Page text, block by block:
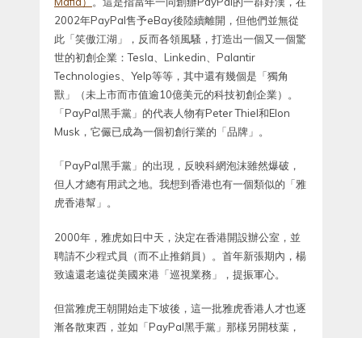
2002年PayPal售予eBay後陸續離開，但他們並無從
此「笑傲江湖」，反而各領風騷，打造出一個又一個驚
世的初創企業：Tesla、Linkedin、Palantir
Technologies、Yelp等等，其中還有幾個是「獨角
獸」（未上市而市值逾10億美元的科技初創企業）。
「PayPal黑手黨」的代表人物有Peter Thiel和Elon
Musk，它儼已成為一個初創行業的「品牌」。
「PayPal黑手黨」的出現，反映科網泡沫雖然爆破，
但人才總有用武之地。我想到香港也有一個類似的「雅
虎香港幫」。
2000年，雅虎如日中天，決定在香港開設辦公室，並
聘請不少程式員（而不止推銷員）。首年新張期內，楊
致遠還老遠從美國來港「巡視業務」，提振軍心。
但當雅虎王朝開始走下坡後，這一批雅虎香港人才也逐
漸各散東西，並如「PayPal黑手黨」那樣另開枝葉，